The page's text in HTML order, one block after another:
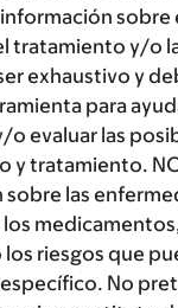
sobre
tratamiento y/o
exhaustivo y
para
evaluar las
y tratamiento.
sobre las
riesgos que
No